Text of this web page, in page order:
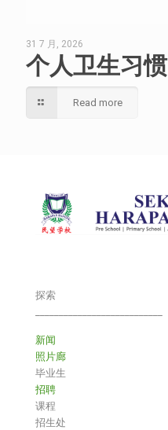
31 7 月, 2026
个人卫生习惯
Read more
探索
新闻
照片廊
毕业生
招聘
课程
招生处